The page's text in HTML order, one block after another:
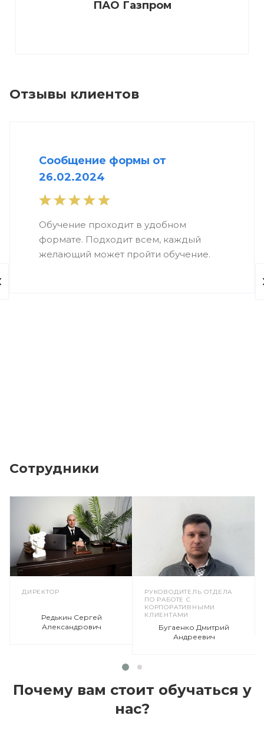
ПАО Газпром
Отзывы клиентов
Сообщение формы от
26.02.2024
Обучение проходит в удобном
формате. Подходит всем, каждый
желающий может пройти обучение.
Сотрудники
ДИРЕКТОР
Редькин Сергей
Александрович
РУКОВОДИТЕЛЬ ОТДЕЛА
ПО РАБОТЕ С
КОРПОРАТИВНЫМИ
КЛИЕНТАМИ
Бугаенко Дмитрий
Андреевич
Почему вам стоит обучаться у
нас?